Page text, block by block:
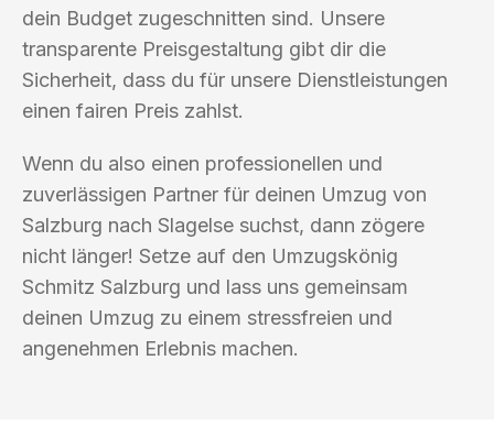
dein Budget zugeschnitten sind. Unsere
transparente Preisgestaltung gibt dir die
Sicherheit, dass du für unsere Dienstleistungen
einen fairen Preis zahlst.
Wenn du also einen professionellen und
zuverlässigen Partner für deinen Umzug von
Salzburg nach Slagelse suchst, dann zögere
nicht länger! Setze auf den Umzugskönig
Schmitz Salzburg und lass uns gemeinsam
deinen Umzug zu einem stressfreien und
angenehmen Erlebnis machen.